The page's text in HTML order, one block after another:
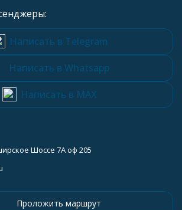
Написать в Telegram
Написать в Whatsapp
Написать в MAX
Шоссе 7А оф 205
Проложить маршрут